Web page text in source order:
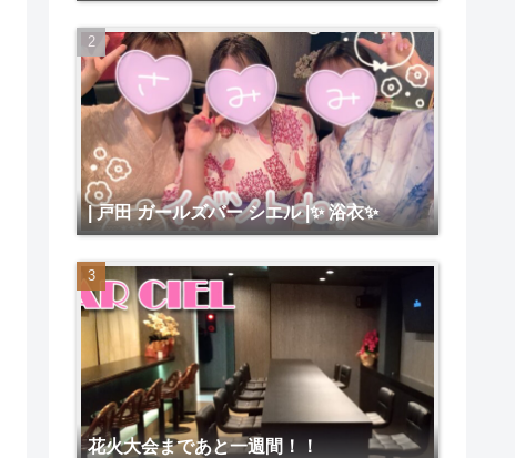
| 戸田 ガールズバー シエル |✨ 浴衣✨
花火大会まであと一週間！！